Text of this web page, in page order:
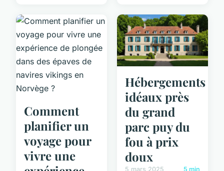
Comment
planifier un
voyage pour
vivre une
Hébergements
idéaux près
du grand
parc puy du
fou à prix
doux
5 mars 2025 5 min